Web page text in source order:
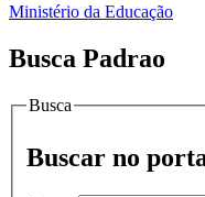
Ministério da Educação
Busca Padrao
Busca
Buscar no